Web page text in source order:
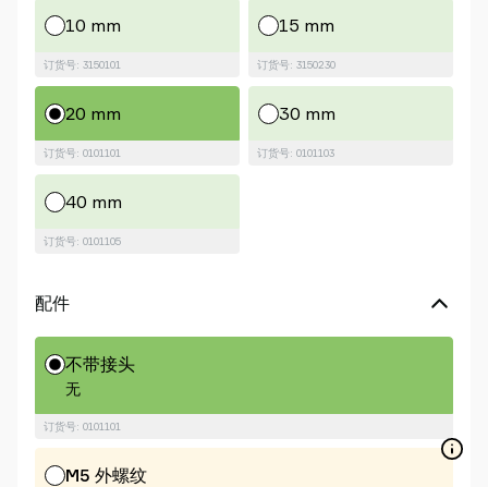
10 mm
订货号: 3150101
15 mm
订货号: 3150230
20 mm
订货号: 0101101
30 mm
订货号: 0101103
40 mm
订货号: 0101105
配件
不带接头
无
订货号: 0101101
M5 外螺纹